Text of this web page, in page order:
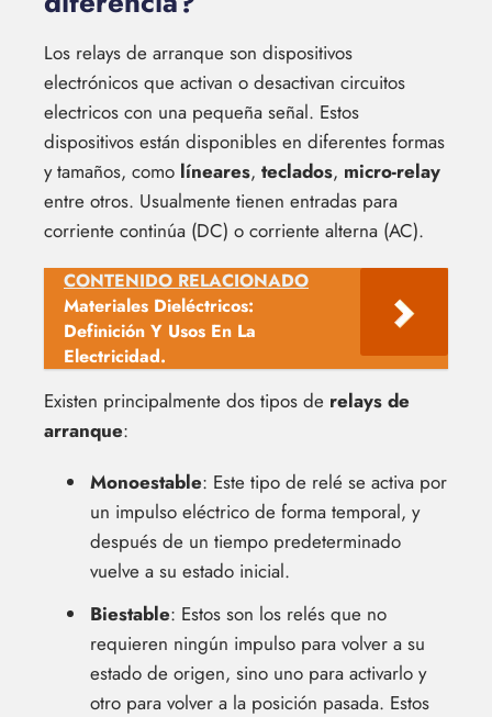
Los relays de arranque son dispositivos
electrónicos que activan o desactivan circuitos
electricos con una pequeña señal. Estos
dispositivos están disponibles en diferentes formas
y tamaños, como líneares, teclados, micro-relay
entre otros. Usualmente tienen entradas para
corriente continúa (DC) o corriente alterna (AC).
CONTENIDO RELACIONADO
Materiales Dieléctricos:
Definición Y Usos En La
Electricidad.
Existen principalmente dos tipos de relays de
arranque:
Monoestable: Este tipo de relé se activa por
un impulso eléctrico de forma temporal, y
después de un tiempo predeterminado
vuelve a su estado inicial.
Biestable: Estos son los relés que no
requieren ningún impulso para volver a su
estado de origen, sino uno para activarlo y
otro para volver a la posición pasada. Estos